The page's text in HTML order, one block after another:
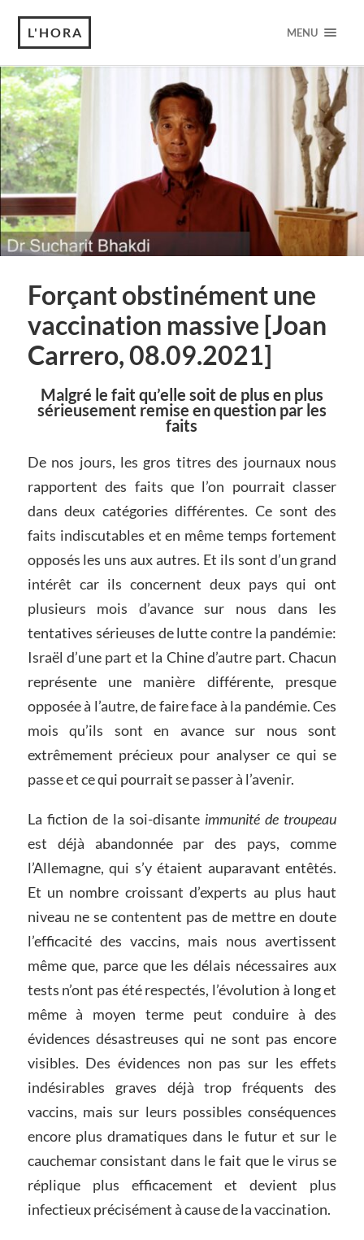
L'HORA MENU
Forçant obstinément une
vaccination massive [Joan
Carrero, 08.09.2021]
Malgré le fait qu’elle soit de plus en plus
sérieusement remise en question par les
faits
De nos jours, les gros titres des journaux nous
rapportent des faits que l’on pourrait classer
dans deux catégories différentes. Ce sont des
faits indiscutables et en même temps fortement
opposés les uns aux autres. Et ils sont d’un grand
intérêt car ils concernent deux pays qui ont
plusieurs mois d’avance sur nous dans les
tentatives sérieuses de lutte contre la pandémie:
Israël d’une part et la Chine d’autre part. Chacun
représente une manière différente, presque
opposée à l’autre, de faire face à la pandémie. Ces
mois qu’ils sont en avance sur nous sont
extrêmement précieux pour analyser ce qui se
passe et ce qui pourrait se passer à l’avenir.
La fiction de la soi-disante immunité de troupeau
est déjà abandonnée par des pays, comme
l’Allemagne, qui s’y étaient auparavant entêtés.
Et un nombre croissant d’experts au plus haut
niveau ne se contentent pas de mettre en doute
l’efficacité des vaccins, mais nous avertissent
même que, parce que les délais nécessaires aux
tests n’ont pas été respectés, l’évolution à long et
même à moyen terme peut conduire à des
évidences désastreuses qui ne sont pas encore
visibles. Des évidences non pas sur les effets
indésirables graves déjà trop fréquents des
vaccins, mais sur leurs possibles conséquences
encore plus dramatiques dans le futur et sur le
cauchemar consistant dans le fait que le virus se
réplique plus efficacement et devient plus
infectieux précisément à cause de la vaccination.